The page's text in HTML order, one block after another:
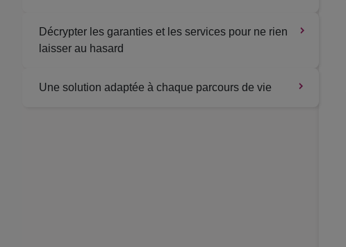
Décrypter les garanties et les services pour ne rien
laisser au hasard
Une solution adaptée à chaque parcours de vie